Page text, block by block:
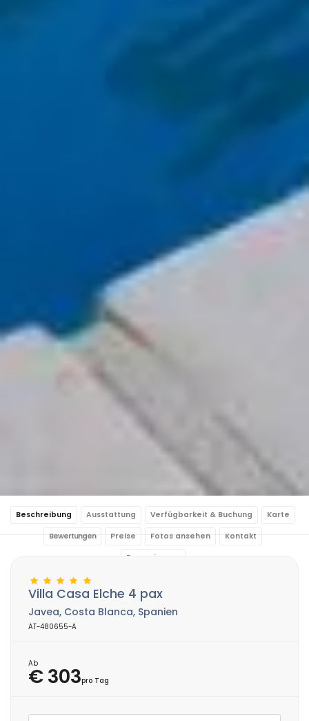
Beschreibung Ausstattung Verfügbarkeit & Buchung Karte
Bewertungen Preise Fotos ansehen Kontakt
Reservierung
Villa Casa Elche 4 pax
Javea, Costa Blanca, Spanien
AT-480655-A
Ab
€ 303pro Tag